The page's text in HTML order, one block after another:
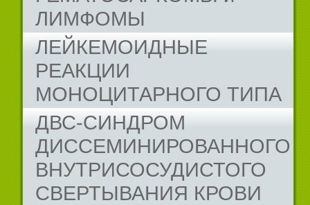
ЛИМФОМЫ
ЛЕЙКЕМОИДНЫЕ
РЕАКЦИИ
МОНОЦИТАРНОГО ТИПА
ДВС-СИНДРОМ
ДИССЕМИНИРОВАННОГО
ВНУТРИСОСУДИСТОГО
СВЕРТЫВАНИЯ КРОВИ